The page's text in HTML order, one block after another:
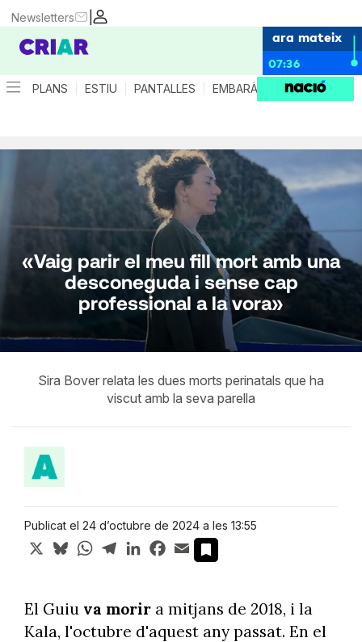
|
Newsletters
ara mateix
07:36
PLANS ESTIU PANTALLES EMBARÀS CRIANÇA
«Vaig parir el meu fill mort amb una
desconeguda i sense cap
professional a la vora»
Sira Bover relata les dues morts perinatals que ha
viscut amb la seva parella
Publicat el 24 d’octubre de 2024 a les 13:55
X BlueskyWhatsApp
TelegramLinkedInFacebook
Email
El Guiu va morir a mitjans de 2018, i la
Kala, l'octubre d'aquest any passat. En el